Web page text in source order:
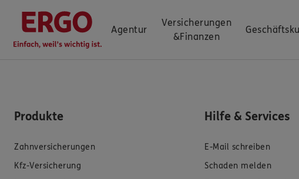
Agentur
Versicherungen
&Finanzen
Produkte
Zahnversicherungen
Kfz-Versicherung
Hilfe & Services
E-Mail schreiben
Schaden melden